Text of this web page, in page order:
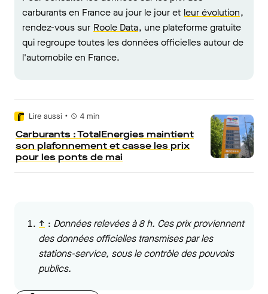
carburants en France au jour le jour et leur évolution,
rendez-vous sur Roole Data, une plateforme gratuite
qui regroupe toutes les données officielles autour de
l'automobile en France.
Lire aussi • 4 min
Carburants : TotalEnergies maintient
son plafonnement et casse les prix
pour les ponts de mai
↑ : Données relevées à 8 h. Ces prix proviennent
des données officielles transmises par les
stations-service, sous le contrôle des pouvoirs
publics.